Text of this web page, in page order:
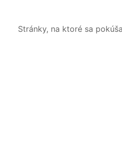
Stránky, na ktoré sa